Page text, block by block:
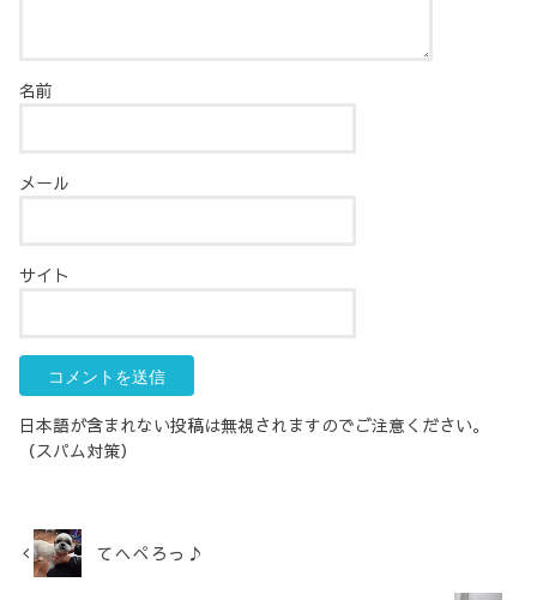
名前
メール
サイト
日本語が含まれない投稿は無視されますのでご注意ください。
（スパム対策）
てへぺろっ♪